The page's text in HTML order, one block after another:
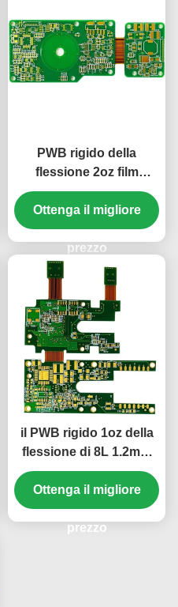
PWB rigido della
flessione 2oz film
1.5mm bianco della
copertura di verde di
ENIG di 8 strati
Ottenga il migliore
prezzo
il PWB rigido 1oz della
flessione di 8L 1.2mm
ha stampato i circuiti
85.19*73.3mm
Ottenga il migliore
prezzo